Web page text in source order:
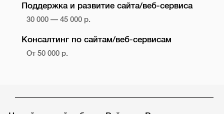
Поддержка и развитие сайта/веб-сервиса
30 000 — 45 000 р.
Консалтинг по сайтам/веб-сервисам
От 50 000 р.